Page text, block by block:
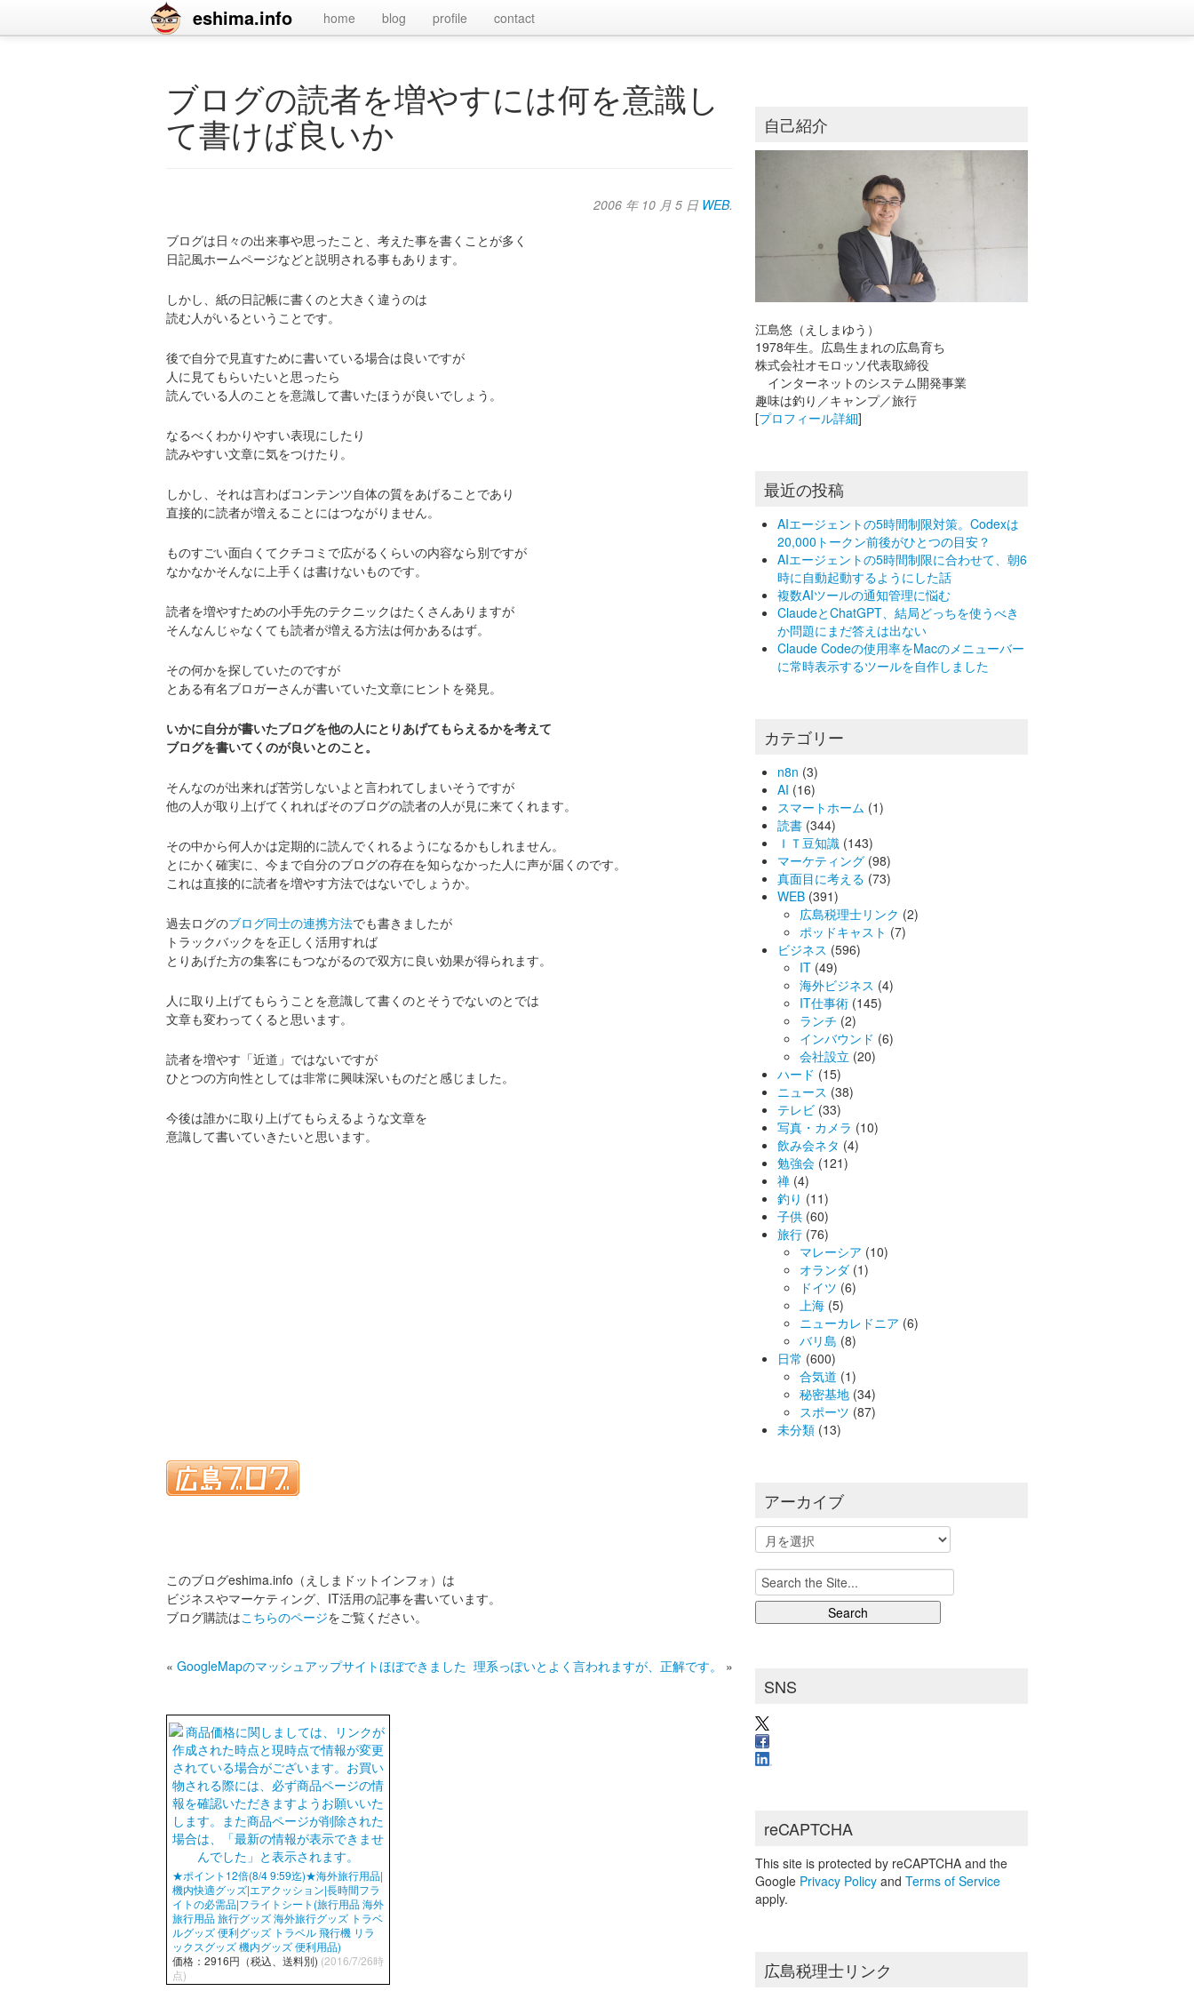
eshima.info home blog profile contact
ブログの読者を増やすには何を意識し
て書けば良いか
2006 年 10 月 5 日 WEB.
ブログは日々の出来事や思ったこと、考えた事を書くことが多く
日記風ホームページなどと説明される事もあります。
しかし、紙の日記帳に書くのと大きく違うのは
読む人がいるということです。
後で自分で見直すために書いている場合は良いですが
人に見てもらいたいと思ったら
読んでいる人のことを意識して書いたほうが良いでしょう。
なるべくわかりやすい表現にしたり
読みやすい文章に気をつけたり。
しかし、それは言わばコンテンツ自体の質をあげることであり
直接的に読者が増えることにはつながりません。
ものすごい面白くてクチコミで広がるくらいの内容なら別ですが
なかなかそんなに上手くは書けないものです。
読者を増やすための小手先のテクニックはたくさんありますが
そんなんじゃなくても読者が増える方法は何かあるはず。
その何かを探していたのですが
とある有名ブロガーさんが書いていた文章にヒントを発見。
いかに自分が書いたブログを他の人にとりあげてもらえるかを考えて
ブログを書いてくのが良いとのこと。
そんなのが出来れば苦労しないよと言われてしまいそうですが
他の人が取り上げてくれればそのブログの読者の人が見に来てくれます。
その中から何人かは定期的に読んでくれるようになるかもしれません。
とにかく確実に、今まで自分のブログの存在を知らなかった人に声が届くのです。
これは直接的に読者を増やす方法ではないでしょうか。
過去ログのブログ同士の連携方法でも書きましたが
トラックバックをを正しく活用すれば
とりあげた方の集客にもつながるので双方に良い効果が得られます。
人に取り上げてもらうことを意識して書くのとそうでないのとでは
文章も変わってくると思います。
読者を増やす「近道」ではないですが
ひとつの方向性としては非常に興味深いものだと感じました。
今後は誰かに取り上げてもらえるような文章を
意識して書いていきたいと思います。
このブログeshima.info（えしまドットインフォ）は
ビジネスやマーケティング、IT活用の記事を書いています。
ブログ購読はこちらのページをご覧ください。
« GoogleMapのマッシュアップサイトほぼできました 理系っぽいとよく言われますが、正解です。 »
★ポイント12倍(8/4 9:59迄)★海外旅行用品|
機内快適グッズ|エアクッション|長時間フラ
イトの必需品|フライトシート(旅行用品 海外
旅行用品 旅行グッズ 海外旅行グッズ トラベ
ルグッズ 便利グッズ トラベル 飛行機 リラ
ックスグッズ 機内グッズ 便利用品)
価格：2916円（税込、送料別) (2016/7/26時
点)
自己紹介
江島悠（えしまゆう）
1978年生。広島生まれの広島育ち
株式会社オモロッソ代表取締役
インターネットのシステム開発事業
趣味は釣り／キャンプ／旅行
[プロフィール詳細]
最近の投稿
AIエージェントの5時間制限対策。Codexは
20,000トークン前後がひとつの目安？
AIエージェントの5時間制限に合わせて、朝6
時に自動起動するようにした話
複数AIツールの通知管理に悩む
ClaudeとChatGPT、結局どっちを使うべき
か問題にまだ答えは出ない
Claude Codeの使用率をMacのメニューバー
に常時表示するツールを自作しました
カテゴリー
n8n (3)
AI (16)
スマートホーム (1)
読書 (344)
ＩＴ豆知識 (143)
マーケティング (98)
真面目に考える (73)
WEB (391)
広島税理士リンク (2)
ポッドキャスト (7)
ビジネス (596)
IT (49)
海外ビジネス (4)
IT仕事術 (145)
ランチ (2)
インバウンド (6)
会社設立 (20)
ハード (15)
ニュース (38)
テレビ (33)
写真・カメラ (10)
飲み会ネタ (4)
勉強会 (121)
禅 (4)
釣り (11)
子供 (60)
旅行 (76)
マレーシア (10)
オランダ (1)
ドイツ (6)
上海 (5)
ニューカレドニア (6)
バリ島 (8)
日常 (600)
合気道 (1)
秘密基地 (34)
スポーツ (87)
未分類 (13)
アーカイブ
ー
カ
イ
ブ
Search
for:
SNS
reCAPTCHA
This site is protected by reCAPTCHA and the
Google Privacy Policy andTerms of Service
apply.
広島税理士リンク